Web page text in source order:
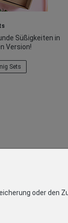
Süßigkeiten in
Version!
Sets
oder den